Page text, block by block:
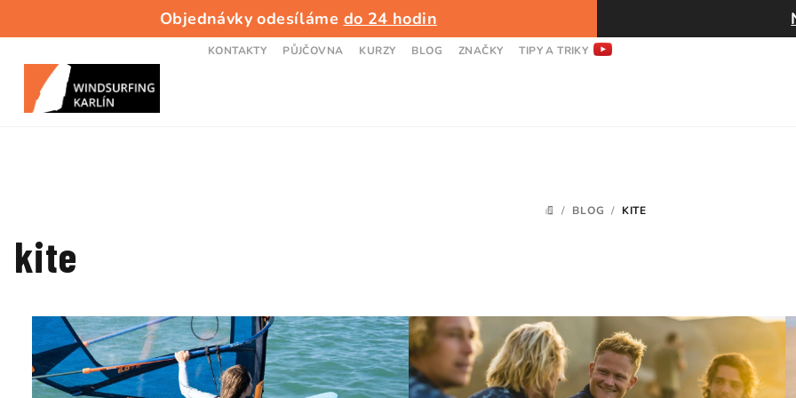
Objednávky odesíláme do 24 hodin
KONTAKTY PŮJČOVNA KURZY BLOG ZNAČKY TIPY A TRIKY
DOMŮ
/ BLOG / KITE
kite